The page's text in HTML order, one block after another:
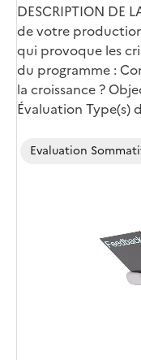
DESCRIPTION DE
de votre production
qui provoque les
du programme :
la croissance ?
Évaluation Type(s)
Evaluation